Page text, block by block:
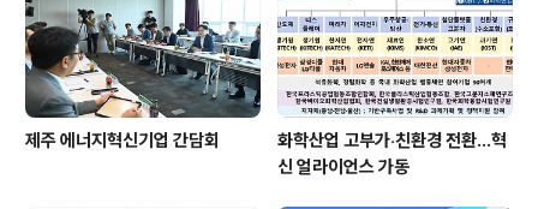
제주 에너지혁신기업 간담회
화학산업 고부가‧친환경 전환…혁
신 얼라이언스 가동